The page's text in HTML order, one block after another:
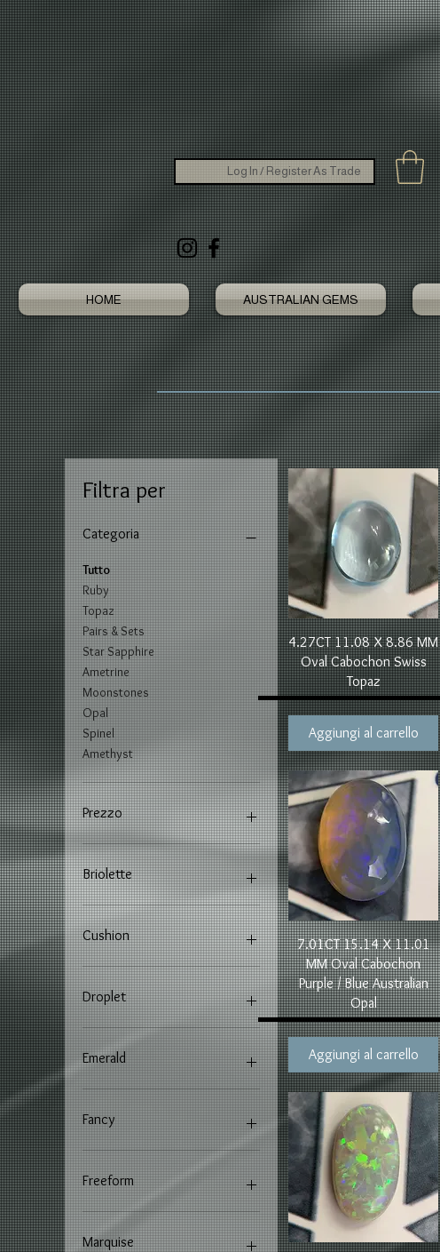
Log In / Register As Trade
HOME AUSTRALIAN GEMS
Filtra per
Categoria
Tutto
Ruby
Topaz
Pairs & Sets
Star Sapphire
Ametrine
Moonstones
Opal
Spinel
Amethyst
Prezzo
14 A$ 12.794 A$
Briolette
Cushion
Droplet
Emerald
Fancy
Freeform
Marquise
Vista rapida
4.27CT 11.08 X 8.86 MM
Oval Cabochon Swiss
Topaz
Aggiungi al carrello
Vista rapida
7.01CT 15.14 X 11.01
MM Oval Cabochon
Purple / Blue Australian
Opal
Aggiungi al carrello